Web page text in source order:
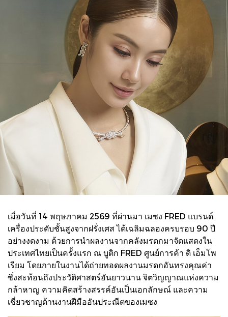
เมื่อวันที่ 14 พฤษภาคม 2569 ที่ผ่านมา เมซง FRED แบรนด์
เครื่องประดับชั้นสูงจากฝรั่งเศส ได้เฉลิมฉลองครบรอบ 90 ปี
อย่างงดงาม ด้วยการนำผลงานจากคลังมรดกมาจัดแสดงใน
ประเทศไทยเป็นครั้งแรก ณ บูติก FRED ศูนย์การค้า ดิ เอ็มโพ
เรียม โดยภายในงานได้ถ่ายทอดผลงานมรดกอันทรงคุณค่า
ซึ่งสะท้อนถึงประวัติศาสตร์อันยาวนาน จิตวิญญาณแห่งความ
กล้าหาญ ความคิดสร้างสรรค์อันเป็นเอกลักษณ์ และความ
เชี่ยวชาญด้านงานฝีมืออันประณีตของเมซง